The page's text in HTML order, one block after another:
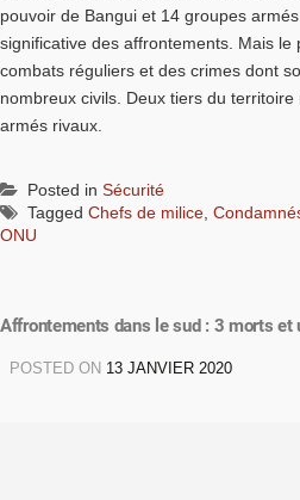
pouvoir de Bangui et 14 groupes
significative des affrontements. Mais le
combats réguliers et des crimes dont
nombreux civils. Deux tiers du
armés rivaux.
Posted in Sécurité
Tagged Chefs de milice
ONU
Affrontements dans le sud : 3 morts et
POSTED ON 13 JANVIER 2020